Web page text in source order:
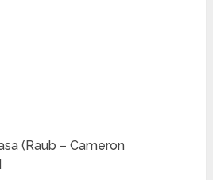
(Raub – Cameron